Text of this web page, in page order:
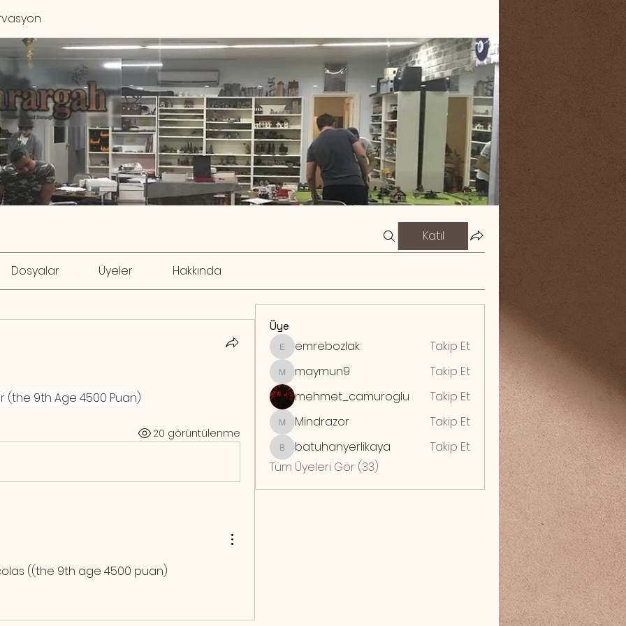
Katıl
Dosyalar Üyeler Hakkında
(the 9th Age 4500 Puan)
20 görüntülenme
((the 9th age 4500 puan)
Üye
emrebozlak
emrebozlak Takip Et
maymun9
maymun9
Takip Et
mehmet_camuroglu
Takip Et
Mindrazor
Mindrazor Takip Et
batuhanyerlikaya
batuhanyerlikaya
Takip Et
Tüm Üyeleri Gör (33)